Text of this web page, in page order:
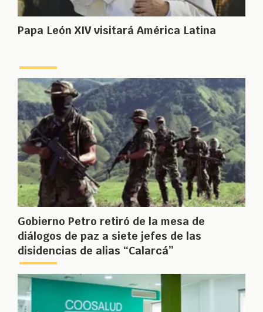
Papa León XIV visitará América Latina
Gobierno Petro retiró de la mesa de
diálogos de paz a siete jefes de las
disidencias de alias “Calarcá”